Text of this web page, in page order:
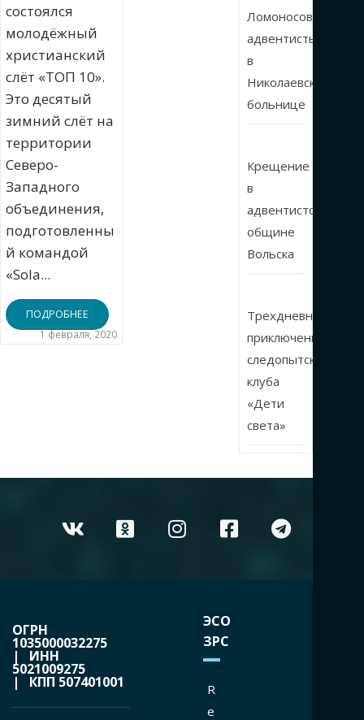
состоялся
молодёжный
христианский
слёт «ТОП 10».
Это десятый
зимний слёт на
территории
Северо-
Западного
объединения,
подготовленны
й командой
«Sola...
ПОДРОБНЕЕ
1 февраля, 2020
Ломоносовские
адвентисты
в
Николаевской
больнице
Крещение
в
адвентистской
общине
Вольска
Трехдневные
приключения
следопытского
клуба
«Дети
света»
ОГРН
1035000032275
| ИНН
5021009275
| КПП 507401001
ЭСО
ЗРС
R
e